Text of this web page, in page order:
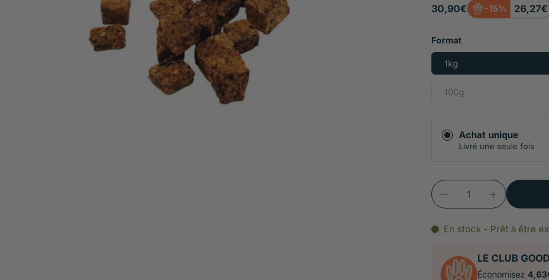
Petite taille
facile à transporter,
30,90€ -15% 26,27€
Format
1kg
100g
Achat unique
Livré une seule fois
En stock - Prêt à être
LE CLUB
Économisez